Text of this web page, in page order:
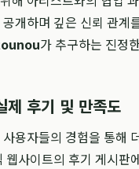
개하며 깊은 신뢰 관계
가 추구하는 진정
제 후기 및 만족도
용자들의 경험을 통해
웹사이트의 후기 게시판